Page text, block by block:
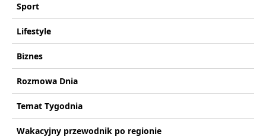
Sport
Lifestyle
Biznes
Rozmowa Dnia
Temat Tygodnia
Wakacyjny przewodnik po regionie